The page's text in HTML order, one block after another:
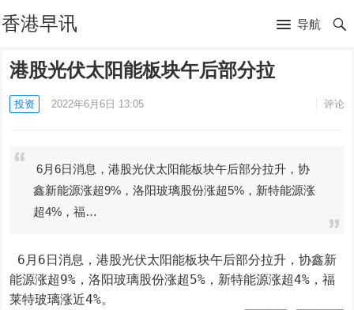
香港早讯 导航
港股光伏太阳能板块午后部分拉
投资 2022年6月6日 13:05 评论
6月6日消息，港股光伏太阳能板块午后部分拉升，协
鑫新能源涨超9%，洛阳玻璃股份涨超5%，新特能源涨
超4%，福…
6月6日消息，港股光伏太阳能板块午后部分拉升，协鑫新
能源涨超9%，洛阳玻璃股份涨超5%，新特能源涨超4%，福
莱特玻璃涨近4%。